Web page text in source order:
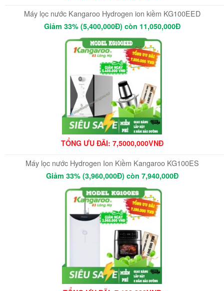
Máy lọc nước Kangaroo Hydrogen ion kiềm KG100EED
Giảm 33% (5,400,000Đ) còn 11,050,000Đ
TỔNG ƯU ĐÃI: 7,5000,000VNĐ
Máy lọc nước Hydrogen Ion Kiềm Kangaroo KG100ES
Giảm 33% (3,960,000Đ) còn 7,940,000Đ